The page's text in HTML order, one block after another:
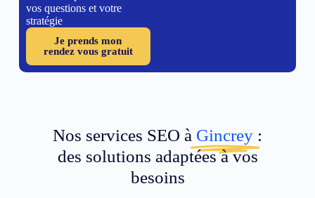
vos questions et votre
stratégie
Je prends mon
rendez vous gratuit
Nos services SEO à Gincrey :
des solutions adaptées à vos
besoins